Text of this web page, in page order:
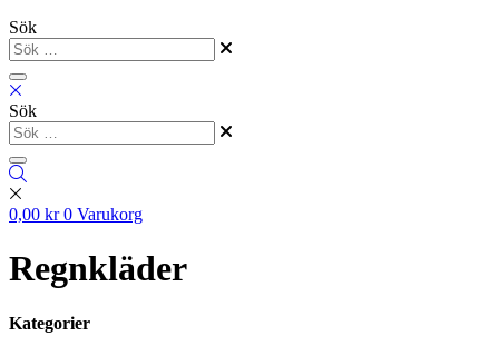
Sök
Sök
0,00 kr 0 Varukorg
Regnkläder
Kategorier